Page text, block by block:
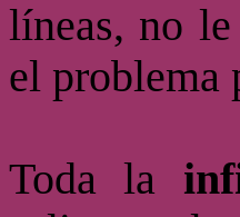
líneas, no
el problema
Toda la